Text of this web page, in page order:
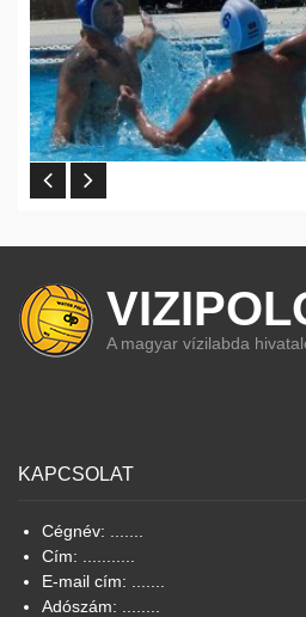
A magyar vízilabda
KAPCSOLAT
Cégnév: .......
Cím: ...........
E-mail cím: .......
Adószám: ........